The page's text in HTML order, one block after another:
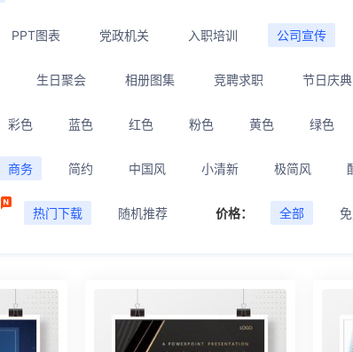
PPT图表 党政机关 入职培训 公司宣传
生日聚会 相册图集 竞聘求职 节日庆典
彩色 蓝色 红色 粉色 黄色 绿色
商务 简约 中国风 小清新 极简风
热门下载 随机推荐 价格： 全部